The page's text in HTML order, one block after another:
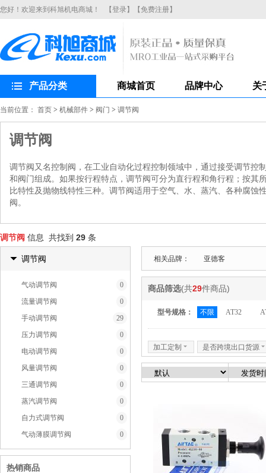
您好！欢迎来到科旭机电商城！ 【登录】 【免费注册】
产品分类 商城首页 品牌中心 关
当前位置： 首页 > 机械部件 > 阀门 > 调节阀
调节阀
调节阀又名控制阀，在工业自动化过程控制领域中，通过接受调节
和阀门组成。如果按行程特点，调节阀可分为直行程和角行程；按
比特性及抛物线特性三种。调节阀适用于空气、水、蒸汽、各种腐
阀。
调节阀 信息 共找到 29 条
相关品牌： 亚德客
商品筛选(共29件商品)
型号规格： 不限 AT32
加工定制 6 是否跨境出口货源 6
调节阀
气动调节阀
0
流量调节阀
0
手动调节阀
29
压力调节阀
0
电动调节阀
0
风量调节阀
0
三通调节阀
0
蒸汽调节阀
0
自力式调节阀
0
气动薄膜调节阀
0
热销商品